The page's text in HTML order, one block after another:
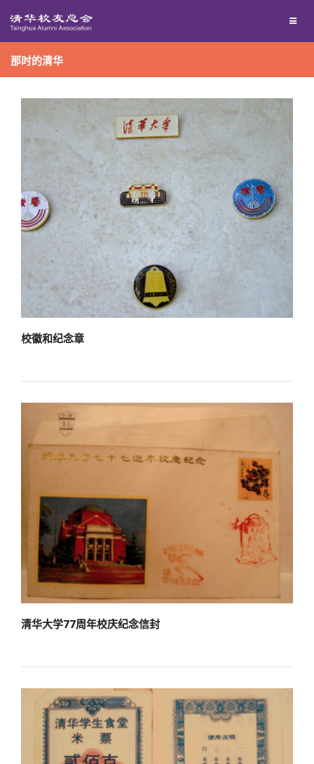
回馈母校
捐赠新闻
捐赠纪事
捐赠方法
义工计划
《清华校友通讯》
《水木清华》
我要订阅
新媒体平台
百年清华
清华人物
清华故事
青春风采
校友讲坛
校友视界
校友服务
终身学习
信息化服务
实用信息
校友总会
总会简介
总会章程
理事会名单
联系我们
关闭
那时的清华
校徽和纪念章
清华大学77周年校庆纪念信封